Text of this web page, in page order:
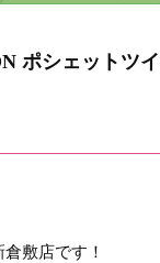
ポシェットツ
敷店です！